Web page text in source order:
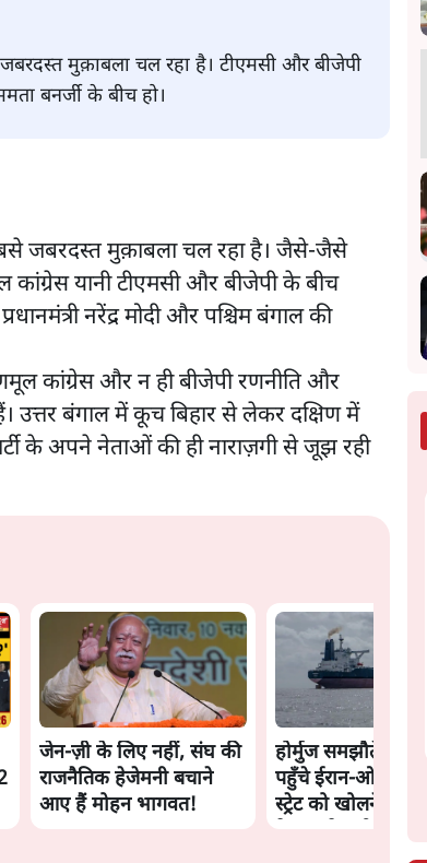
मुक़ाबला चल रहा है। टीएमसी और बीजेपी
बनर्जी के बीच हो।
जबरदस्त मुक़ाबला चल रहा है। जैसे-जैसे
यानी टीएमसी और बीजेपी के बीच
नरेंद्र मोदी और पश्चिम बंगाल की
कांग्रेस और न ही बीजेपी रणनीति और
बंगाल में कूच बिहार से लेकर दक्षिण में
के अपने नेताओं की ही नाराज़गी से जूझ रही
जेन-ज़ी के लिए नहीं, संघ की
राजनैतिक हेजेमनी बचाने
आए हैं मोहन भागवत!
होर्मुज समझौते के
पहुँचे ईरान-ओमान,
स्ट्रेट को खोलने के लिए